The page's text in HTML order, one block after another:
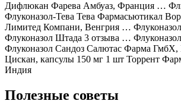
Дифлюкан Фарева Амбуаз, Франция …
Флуконазол-Тева Тева Фармасьютикал
Лимитед Компани, Венгрия …
Флуконазол Штада 3 отзыва …
Флуконазол Сандоз Салютас Фарма
Цискан, капсулы 150 мг 1 шт Торрент
Индия
Полезные советы